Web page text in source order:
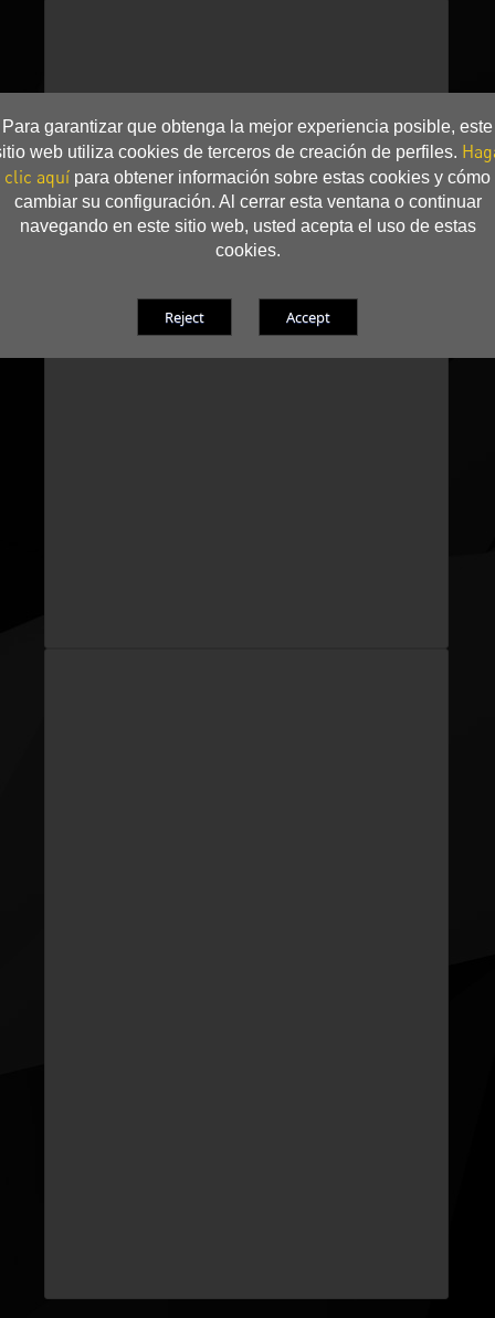
Para garantizar que obtenga la mejor experiencia posible, este
web utiliza cookies de terceros de creación de perfiles.
clic aquí para obtener información sobre estas cookies y cómo
cambiar su configuración. Al cerrar esta ventana o continuar
navegando en este sitio web, usted acepta el uso de estas
cookies.